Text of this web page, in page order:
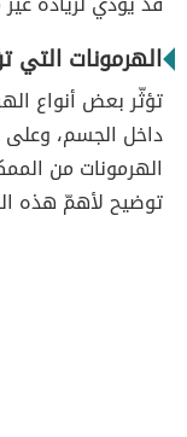
الهرمونات التي
تؤثّر بعض أنواع
داخل الجسم، وعلى
الهرمونات من
توضيح لأهمّ هذه